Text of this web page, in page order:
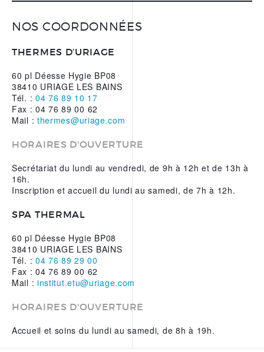
NOS COORDONNÉES
THERMES D’URIAGE
60 pl Déesse Hygie BP08
38410 URIAGE LES BAINS
Tél. : 04 76 89 10 17
Fax : 04 76 89 00 62
Mail : thermes@uriage.com
HORAIRES D'OUVERTURE
Secrétariat du lundi au vendredi, de 9h à 12h et de 13h à
16h.
Inscription et accueil du lundi au samedi, de 7h à 12h.
SPA THERMAL
60 pl Déesse Hygie BP08
38410 URIAGE LES BAINS
Tél. : 04 76 89 29 00
Fax : 04 76 89 00 62
Mail : institut.etu@uriage.com
HORAIRES D'OUVERTURE
Accueil et soins du lundi au samedi, de 8h à 19h.